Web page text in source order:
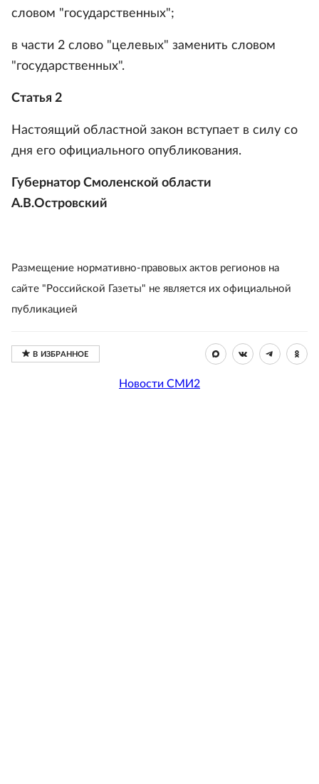
словом "государственных";
в части 2 слово "целевых" заменить словом
"государственных".
Статья 2
Настоящий областной закон вступает в силу со
дня его официального опубликования.
Губернатор Смоленской области
А.В.Островский
Размещение нормативно-правовых актов регионов на
сайте "Российской Газеты" не является их официальной
публикацией
Новости СМИ2